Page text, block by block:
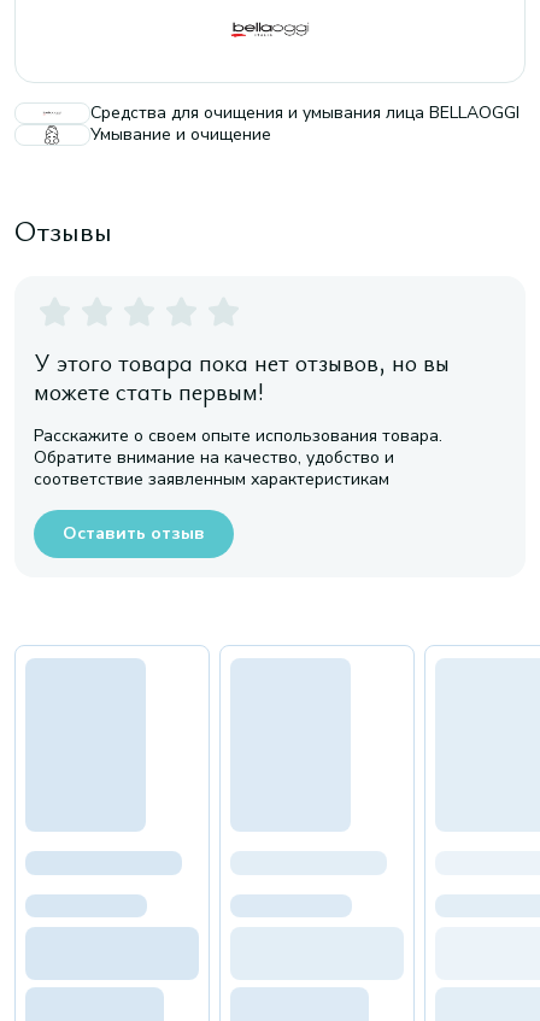
Средства для очищения и умывания лица BELLAOGGI
Умывание и очищение
Отзывы
У этого товара пока нет отзывов, но вы
можете стать первым!
Расскажите о своем опыте использования товара.
Обратите внимание на качество, удобство и
соответствие заявленным характеристикам
Оставить отзыв